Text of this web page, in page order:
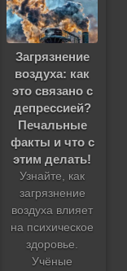
Загрязнение
воздуха: как
это связано с
депрессией?
Печальные
факты и что с
этим делать!
Узнайте, как
загрязнение
воздуха влияет
на психическое
здоровье.
Учёные